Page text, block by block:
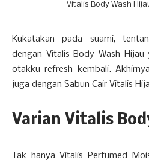
Vitalis Body Wash
Kukatakan pada suami,
dengan Vitalis Body Wash
otakku refresh kembali.
juga dengan Sabun Cair Vitalis
Varian Vitalis
Tak hanya Vitalis Perfumed